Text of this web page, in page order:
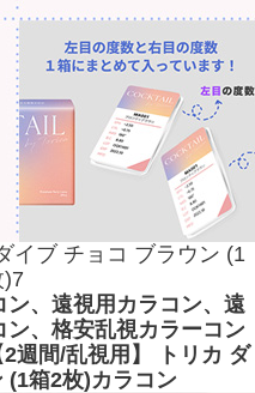
、遠視用カラコン、遠
、格安乱視カラーコン
週間/乱視用】 トリカ ダ
(1箱2枚)カラコン